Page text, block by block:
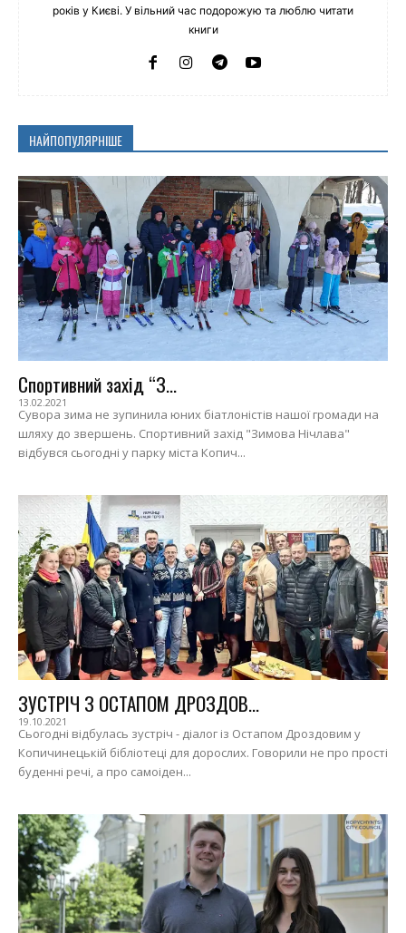
років у Києві. У вільний час подорожую та люблю читати
книги
НАЙПОПУЛЯРНІШЕ
Спортивний захід “З...
13.02.2021
Сувора зима не зупинила юних біатлоністів нашої громади на
шляху до звершень. Спортивний захід "Зимова Нічлава"
відбувся сьогодні у парку міста Копич...
ЗУСТРІЧ З ОСТАПОМ ДРОЗДОВ...
19.10.2021
Сьогодні відбулась зустріч - діалог із Остапом Дроздовим у
Копичинецькій бібліотеці для дорослих. Говорили не про прості
буденні речі, а про самоіден...